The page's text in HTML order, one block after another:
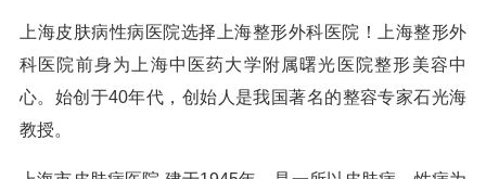
上海皮肤病性病医院选择上海整形外科医院！上海整形外
科医院前身为上海中医药大学附属曙光医院整形美容中
心。始创于40年代，创始人是我国著名的整容专家石光海
教授。